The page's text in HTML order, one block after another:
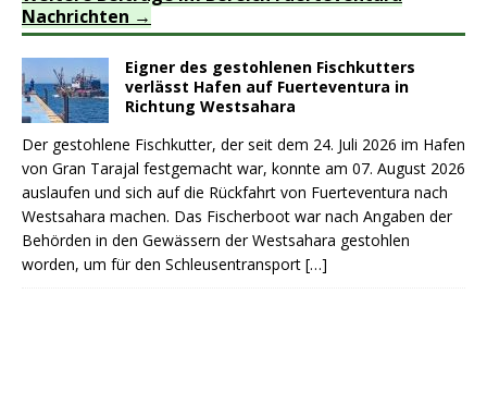
Nachrichten
Eigner des gestohlenen Fischkutters
verlässt Hafen auf Fuerteventura in
Richtung Westsahara
Der gestohlene Fischkutter, der seit dem 24. Juli 2026 im Hafen
von Gran Tarajal festgemacht war, konnte am 07. August 2026
auslaufen und sich auf die Rückfahrt von Fuerteventura nach
Westsahara machen. Das Fischerboot war nach Angaben der
Behörden in den Gewässern der Westsahara gestohlen
worden, um für den Schleusentransport […]